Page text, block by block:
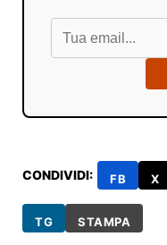
CONDIVIDI: FB X
TG STAMPA